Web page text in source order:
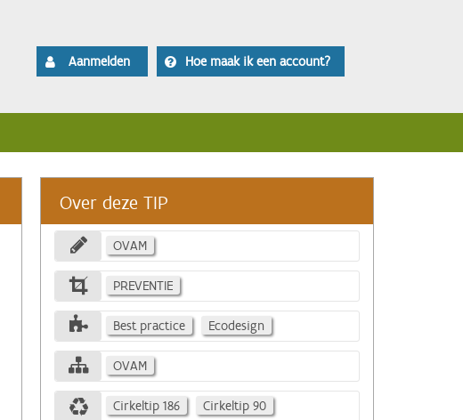
Aanmelden Hoe maak ik een account?
Over deze TIP
OVAM
PREVENTIE
Best practice Ecodesign
OVAM
Cirkeltip 186
Cirkeltip 90